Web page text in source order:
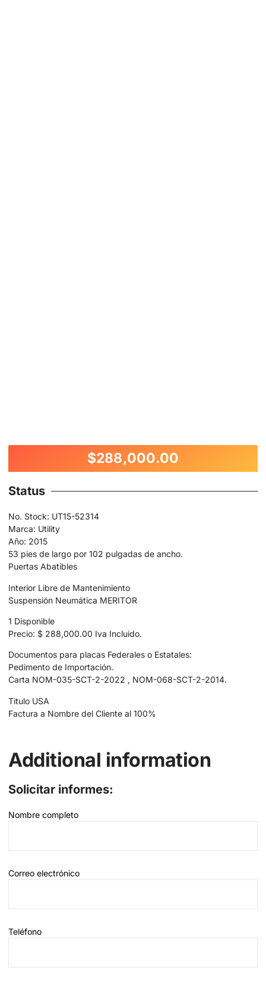
$288,000.00
Status
No. Stock: UT15-52314
Marca: Utility
Año: 2015
53 pies de largo por 102 pulgadas de ancho.
Puertas Abatibles
Interior Libre de Mantenimiento
Suspensión Neumática MERITOR
1 Disponible
Precio: $ 288,000.00 Iva Incluido.
Documentos para placas Federales o Estatales:
Pedimento de Importación.
Carta NOM-035-SCT-2-2022 , NOM-068-SCT-2-2014.
Titulo USA
Factura a Nombre del Cliente al 100%
Additional information
Solicitar informes:
Nombre completo
Correo electrónico
Teléfono